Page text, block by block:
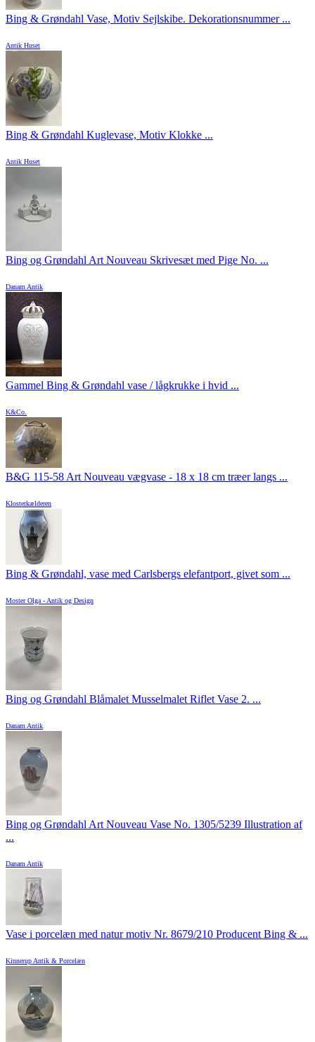
Bing & Grøndahl Vase, Motiv Sejlskibe. Dekorationsnummer ...
Antik Huset
Bing & Grøndahl Kuglevase, Motiv Klokke ...
Antik Huset
Bing og Grøndahl Art Nouveau Skrivesæt med Pige No. ...
Danam Antik
Gammel Bing & Grøndahl vase / lågkrukke i hvid ...
K&Co.
B&G 115-58 Art Nouveau vægvase - 18 x 18 cm træer langs ...
Klosterkælderen
Bing & Grøndahl, vase med Carlsbergs elefantport, givet som ...
Moster Olga - Antik og Design
Bing og Grøndahl Blåmalet Musselmalet Riflet Vase 2. ...
Danam Antik
Bing og Grøndahl Art Nouveau Vase No. 1305/5239 Illustration af
...
Danam Antik
Vase i porcelæn med natur motiv Nr. 8679/210 Producent Bing & ...
Kinnerup Antik & Porcelæn